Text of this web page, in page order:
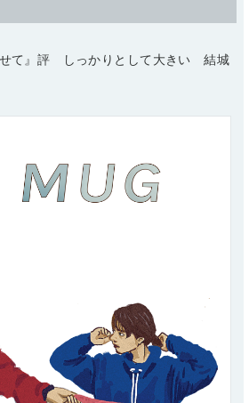
て』評 しっかりとして大きい 結城